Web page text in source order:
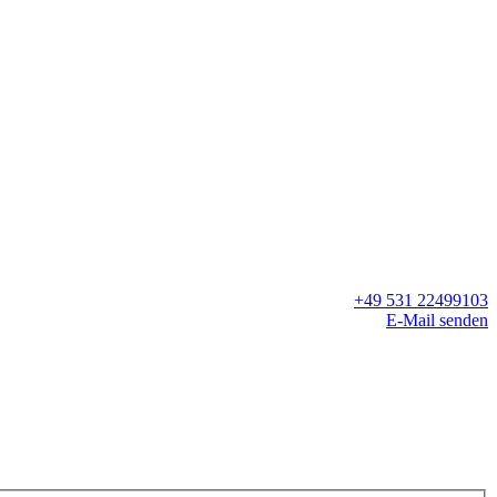
+49 531 22499103
E-Mail senden